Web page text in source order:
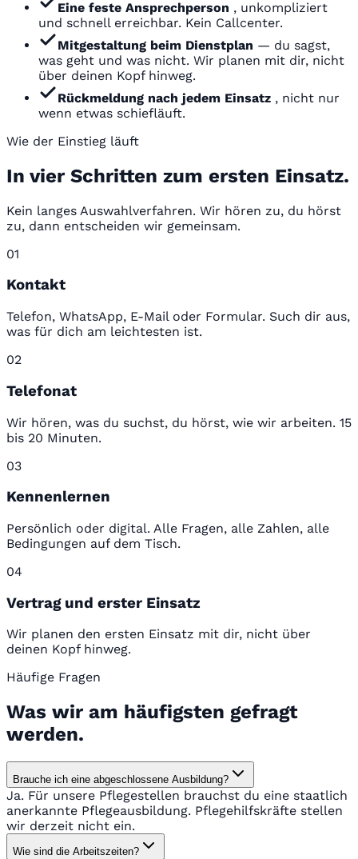
Eine feste Ansprechperson , unkompliziert
und schnell erreichbar. Kein Callcenter.
Mitgestaltung beim Dienstplan — du sagst,
was geht und was nicht. Wir planen mit dir, nicht
über deinen Kopf hinweg.
Rückmeldung nach jedem Einsatz , nicht nur
wenn etwas schiefläuft.
Wie der Einstieg läuft
In vier Schritten zum ersten Einsatz.
Kein langes Auswahlverfahren. Wir hören zu, du hörst
zu, dann entscheiden wir gemeinsam.
01
Kontakt
Telefon, WhatsApp, E-Mail oder Formular. Such dir aus,
was für dich am leichtesten ist.
02
Telefonat
Wir hören, was du suchst, du hörst, wie wir arbeiten. 15
bis 20 Minuten.
03
Kennenlernen
Persönlich oder digital. Alle Fragen, alle Zahlen, alle
Bedingungen auf dem Tisch.
04
Vertrag und erster Einsatz
Wir planen den ersten Einsatz mit dir, nicht über
deinen Kopf hinweg.
Häufige Fragen
Was wir am häufigsten gefragt
werden.
Brauche ich eine abgeschlossene Ausbildung?
Ja. Für unsere Pflegestellen brauchst du eine staatlich
anerkannte Pflegeausbildung. Pflegehilfskräfte stellen
wir derzeit nicht ein.
Wie sind die Arbeitszeiten?